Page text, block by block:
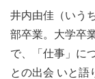
井内由佳（いう
部卒業。大学卒
で、「仕事」に
との出会 いと語